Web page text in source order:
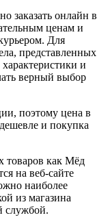
заказать онлайн в
ценам и
Для
представленных
и
верный выбор
поэтому цена в
и покупка
товаров как Мёд
на веб-сайте
наиболее
из магазина
службой.